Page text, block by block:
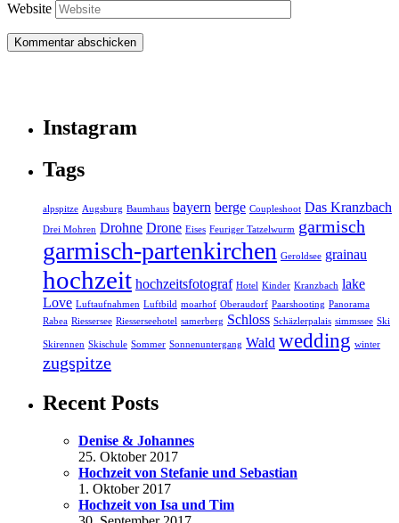
Website
Instagram
Tags
alpspitze Augsburg Baumhaus bayern berge Coupleshoot Das Kranzbach
Drei Mohren Drohne Drone Eises Feuriger Tatzelwurm garmisch
garmisch-partenkirchen Geroldsee grainau
hochzeit hochzeitsfotograf Hotel Kinder Kranzbach lake
Love Luftaufnahmen Luftbild moarhof Oberaudorf Paarshooting Panorama
Rabea Riessersee Riesserseehotel samerberg Schloss Schäzlerpalais simmssee Ski
Skirennen Skischule Sommer Sonnenuntergang Wald wedding winter
zugspitze
Recent Posts
Denise & Johannes
25. Oktober 2017
Hochzeit von Stefanie und Sebastian
1. Oktober 2017
Hochzeit von Isa und Tim